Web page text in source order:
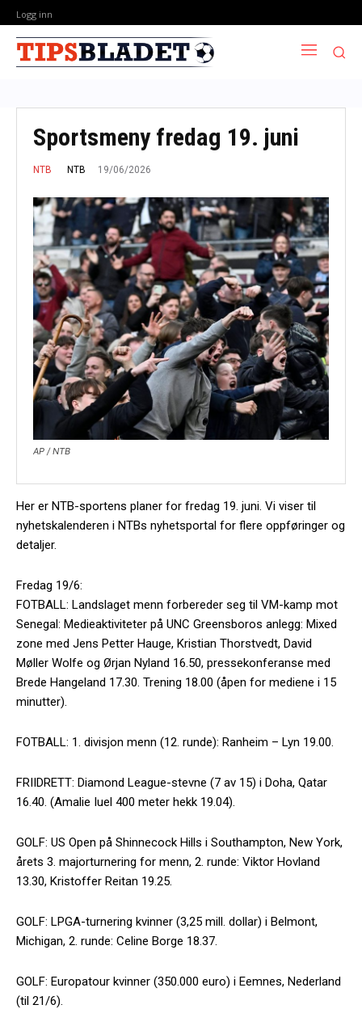
Logg inn
Sportsmeny fredag 19. juni
NTB NTB 19/06/2026
AP / NTB
Her er NTB-sportens planer for fredag 19. juni. Vi viser til
nyhetskalenderen i NTBs nyhetsportal for flere oppføringer og
detaljer.
Fredag 19/6:
FOTBALL: Landslaget menn forbereder seg til VM-kamp mot
Senegal: Medieaktiviteter på UNC Greensboros anlegg: Mixed
zone med Jens Petter Hauge, Kristian Thorstvedt, David
Møller Wolfe og Ørjan Nyland 16.50, pressekonferanse med
Brede Hangeland 17.30. Trening 18.00 (åpen for mediene i 15
minutter).
FOTBALL: 1. divisjon menn (12. runde): Ranheim – Lyn 19.00.
FRIIDRETT: Diamond League-stevne (7 av 15) i Doha, Qatar
16.40. (Amalie Iuel 400 meter hekk 19.04).
GOLF: US Open på Shinnecock Hills i Southampton, New York,
årets 3. majorturnering for menn, 2. runde: Viktor Hovland
13.30, Kristoffer Reitan 19.25.
GOLF: LPGA-turnering kvinner (3,25 mill. dollar) i Belmont,
Michigan, 2. runde: Celine Borge 18.37.
GOLF: Europatour kvinner (350.000 euro) i Eemnes, Nederland
(til 21/6).